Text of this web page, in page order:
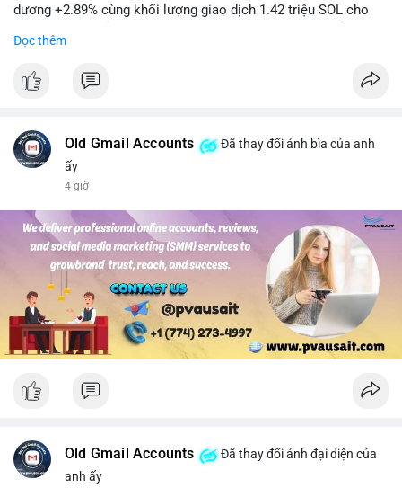
dương +2.89% cùng khối lượng giao dịch 1.42 triệu SOL cho
hoàn toàn nhịp điều chỉnh.
Khuyến nghị giao dịch cụ thể:
- Mục tiêu chốt lời: TP1: 77.50, TP2: 78.80
- Cắt lỗ: 74.90 (dưới vùng hỗ trợ gần nhất)
chốt 50% vị thế tại TP1 và dời stop loss về điểm hòa vốn.
#solusdt #longsol #vung76 #breakoutsol #lenhmuasol
Đọc thêm
Old Gmail Accounts
Đã thay đổi ảnh bìa của anh
ấy
4 giờ
Old Gmail Accounts
Đã thay đổi ảnh đại diện của
anh ấy